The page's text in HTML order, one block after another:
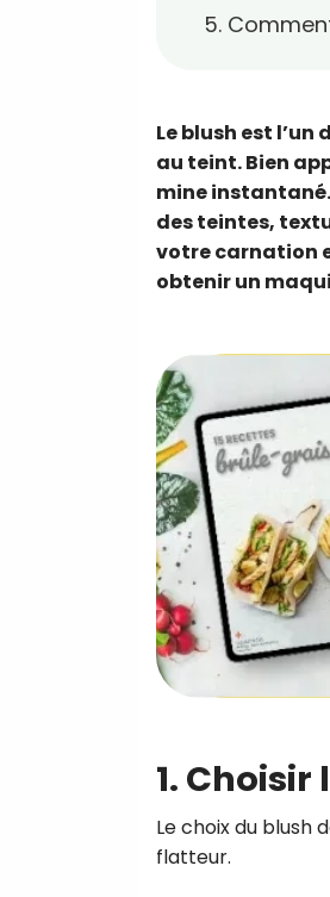
5.
Le blush est
au teint. Bien
mine
des teintes,
votre carnation
obtenir un
1.
Le choix du blush
flatteur.